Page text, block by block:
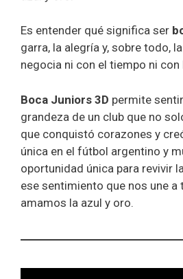
Es entender qué significa ser
garra, la alegría y, sobre todo,
negocia ni con el tiempo ni
Boca Juniors 3D permite
grandeza de un club que no
que conquistó corazones y
única en el fútbol argentino y
oportunidad única para revivir
ese sentimiento que nos une
amamos la azul y oro.